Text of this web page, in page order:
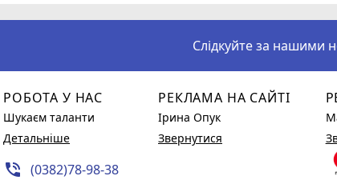
Слідкуйте за нашими
РОБОТА У НАС
Шукаєм таланти
Детальніше
phone_in_talk (0382)78-98-38
РЕКЛАМА НА САЙТІ
Ірина Опук
Звернутися